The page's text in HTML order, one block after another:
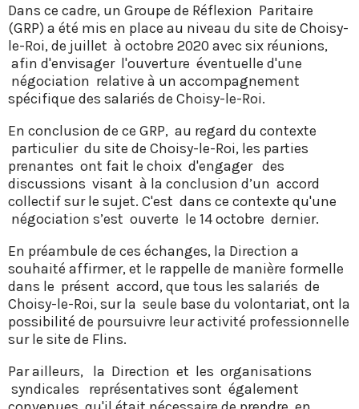
Dans ce cadre, un Groupe de Réflexion Paritaire
(GRP) a été mis en place au niveau du site de Choisy-
le-Roi, de juillet à octobre 2020 avec six réunions,
afin d'envisager l'ouverture éventuelle d'une
négociation relative à un accompagnement
spécifique des salariés de Choisy-le-Roi.
En conclusion de ce GRP, au regard du contexte
particulier du site de Choisy-le-Roi, les parties
prenantes ont fait le choix d'engager des
discussions visant à la conclusion d’un accord
collectif sur le sujet. C'est dans ce contexte qu'une
négociation s’est ouverte le 14 octobre dernier.
En préambule de ces échanges, la Direction a
souhaité affirmer, et le rappelle de manière formelle
dans le présent accord, que tous les salariés de
Choisy-le-Roi, sur la seule base du volontariat, ont la
possibilité de poursuivre leur activité professionnelle
sur le site de Flins.
Par ailleurs, la Direction et les organisations
syndicales représentatives sont également